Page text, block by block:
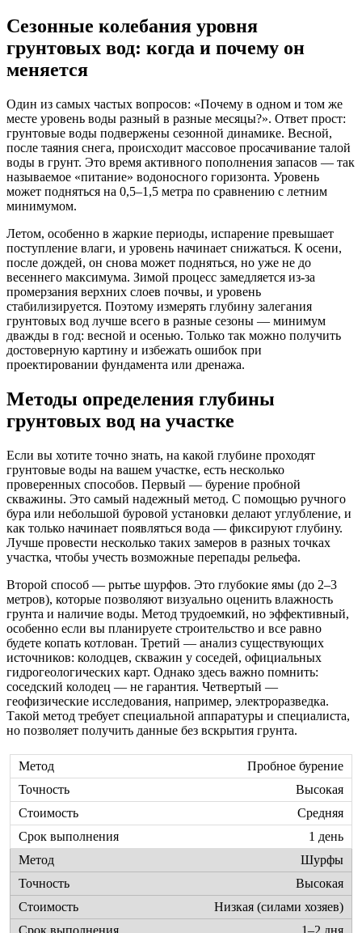
Сезонные колебания уровня
грунтовых вод: когда и почему он
меняется
Один из самых частых вопросов: «Почему в одном и том же
месте уровень воды разный в разные месяцы?». Ответ прост:
грунтовые воды подвержены сезонной динамике. Весной,
после таяния снега, происходит массовое просачивание талой
воды в грунт. Это время активного пополнения запасов — так
называемое «питание» водоносного горизонта. Уровень
может подняться на 0,5–1,5 метра по сравнению с летним
минимумом.
Летом, особенно в жаркие периоды, испарение превышает
поступление влаги, и уровень начинает снижаться. К осени,
после дождей, он снова может подняться, но уже не до
весеннего максимума. Зимой процесс замедляется из-за
промерзания верхних слоев почвы, и уровень
стабилизируется. Поэтому измерять глубину залегания
грунтовых вод лучше всего в разные сезоны — минимум
дважды в год: весной и осенью. Только так можно получить
достоверную картину и избежать ошибок при
проектировании фундамента или дренажа.
Методы определения глубины
грунтовых вод на участке
Если вы хотите точно знать, на какой глубине проходят
грунтовые воды на вашем участке, есть несколько
проверенных способов. Первый — бурение пробной
скважины. Это самый надежный метод. С помощью ручного
бура или небольшой буровой установки делают углубление, и
как только начинает появляться вода — фиксируют глубину.
Лучше провести несколько таких замеров в разных точках
участка, чтобы учесть возможные перепады рельефа.
Второй способ — рытье шурфов. Это глубокие ямы (до 2–3
метров), которые позволяют визуально оценить влажность
грунта и наличие воды. Метод трудоемкий, но эффективный,
особенно если вы планируете строительство и все равно
будете копать котлован. Третий — анализ существующих
источников: колодцев, скважин у соседей, официальных
гидрогеологических карт. Однако здесь важно помнить:
соседский колодец — не гарантия. Четвертый —
геофизические исследования, например, электроразведка.
Такой метод требует специальной аппаратуры и специалиста,
но позволяет получить данные без вскрытия грунта.
Пробное бурение
Высокая
Средняя
1 день
Шурфы
Высокая
Низкая (силами хозяев)
1–2 дня